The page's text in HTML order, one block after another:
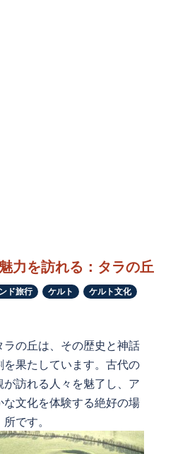
力を訪れる：タラの丘
ド旅行 ケルト
ケルト文化
ラの丘は、その歴史と神話
を果たしています。古代の
訪れる人々を魅了し、ア
な文化を体験する絶好の場
所です。